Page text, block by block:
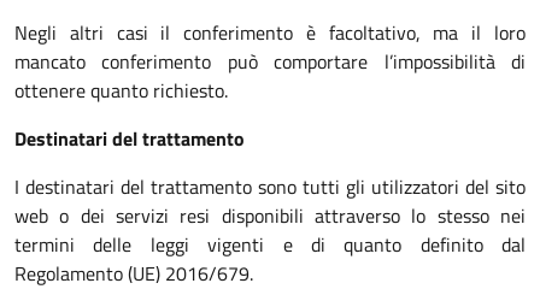
Negli altri casi il conferimento è facoltativo, ma il loro
mancato conferimento può comportare l’impossibilità di
ottenere quanto richiesto.
Destinatari del trattamento
I destinatari del trattamento sono tutti gli utilizzatori del sito
web o dei servizi resi disponibili attraverso lo stesso nei
termini delle leggi vigenti e di quanto definito dal
Regolamento (UE) 2016/679.